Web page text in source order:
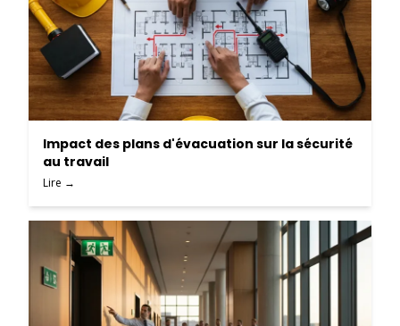
Impact des plans d'évacuation sur la sécurité
au travail
Lire →